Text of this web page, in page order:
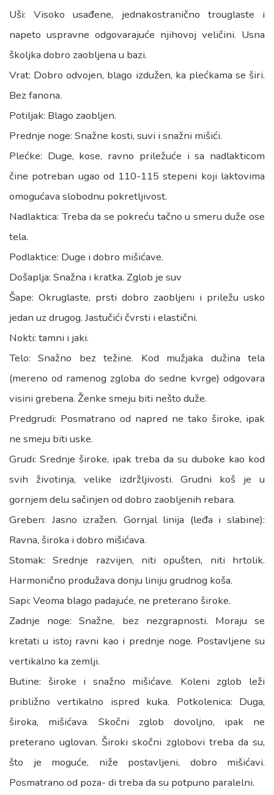
Uši: Visoko usađene, jednakostranično trouglaste i
napeto uspravne odgovarajuće njihovoj veličini. Usna
školjka dobro zaobljena u bazi.
Vrat: Dobro odvojen, blago izdužen, ka plećkama se širi.
Bez fanona.
Potiljak: Blago zaobljen.
Prednje noge: Snažne kosti, suvi i snažni mišići.
Plećke: Duge, kose, ravno priležuće i sa nadlakticom
čine potreban ugao od 110-115 stepeni koji laktovima
omogućava slobodnu pokretljivost.
Nadlaktica: Treba da se pokreću tačno u smeru duže ose
tela.
Podlaktice: Duge i dobro mišićave.
Došaplja: Snažna i kratka. Zglob je suv
Šape: Okruglaste, prsti dobro zaobljeni i priležu usko
jedan uz drugog. Jastučići čvrsti i elastični.
Nokti: tamni i jaki.
Telo: Snažno bez težine. Kod mužjaka dužina tela
(mereno od ramenog zgloba do sedne kvrge) odgovara
visini grebena. Ženke smeju biti nešto duže.
Predgrudi: Posmatrano od napred ne tako široke, ipak
ne smeju biti uske.
Grudi: Srednje široke, ipak treba da su duboke kao kod
svih životinja, velike izdržljivosti. Grudni koš je u
gornjem delu sačinjen od dobro zaobljenih rebara.
Greben: Jasno izražen. Gornjal linija (leđa i slabine):
Ravna, široka i dobro mišićava.
Stomak: Srednje razvijen, niti opušten, niti hrtolik.
Harmonično produžava donju liniju grudnog koša.
Sapi: Veoma blago padajuće, ne preterano široke.
Zadnje noge: Snažne, bez nezgrapnosti. Moraju se
kretati u istoj ravni kao i prednje noge. Postavljene su
vertikalno ka zemlji.
Butine: široke i snažno mišićave. Koleni zglob leži
približno vertikalno ispred kuka. Potkolenica: Duga,
široka, mišićava. Skočni zglob dovoljno, ipak ne
preterano uglovan. Široki skočni zglobovi treba da su,
što je moguće, niže postavljeni, dobro mišićavi.
Posmatrano od poza- di treba da su potpuno paralelni.